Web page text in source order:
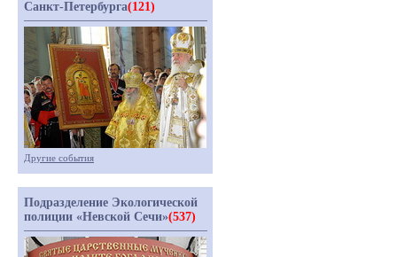
Санкт-Петербурга(121)
Другие события
Подразделение Экологической
полиции «Невской Сечи»(537)